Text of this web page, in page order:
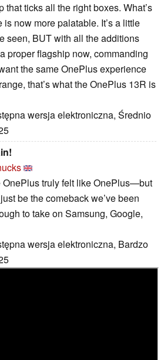
that ticks all the right boxes. What’s
now more palatable. It’s a little
seen, BUT with all the additions
proper flagship now, commanding
the same OnePlus experience
that’s what the OnePlus 13R is
wersja elektroniczna, Średnio
OnePlus truly felt like OnePlus—but
be the comeback we’ve been
to take on Samsung, Google,
wersja elektroniczna, Bardzo